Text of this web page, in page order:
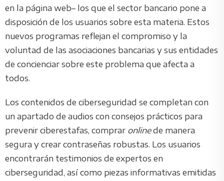
en la página web– los que el sector bancario pone a
disposición de los usuarios sobre esta materia. Estos
nuevos programas reflejan el compromiso y la
voluntad de las asociaciones bancarias y sus entidades
de concienciar sobre este problema que afecta a
todos.
Los contenidos de ciberseguridad se completan con
un apartado de audios con consejos prácticos para
prevenir ciberestafas, comprar onlinede manera
segura y crear contraseñas robustas. Los usuarios
encontrarán testimonios de expertos en
ciberseguridad, así como piezas informativas emitidas